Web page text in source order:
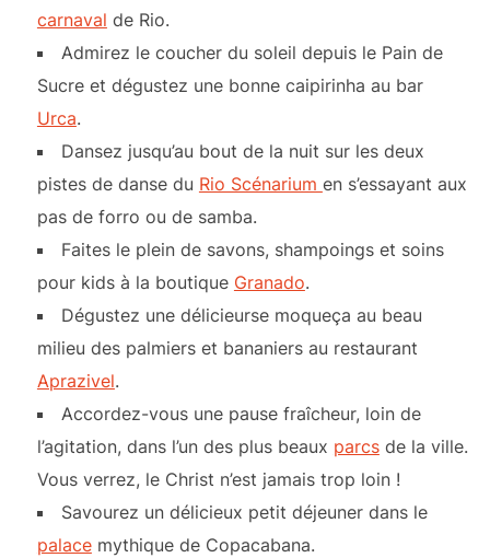
carnaval de Rio.
Admirez le coucher du soleil depuis le Pain de
Sucre et dégustez une bonne caipirinha au bar
Urca.
Dansez jusqu’au bout de la nuit sur les deux
pistes de danse du Rio Scénarium en s’essayant aux
pas de forro ou de samba.
Faites le plein de savons, shampoings et soins
pour kids à la boutique Granado.
Dégustez une délicieurse moqueça au beau
milieu des palmiers et bananiers au restaurant
Aprazivel.
Accordez-vous une pause fraîcheur, loin de
l’agitation, dans l’un des plus beaux parcsde la ville.
Vous verrez, le Christ n’est jamais trop loin !
Savourez un délicieux petit déjeuner dans le
palacemythique de Copacabana.